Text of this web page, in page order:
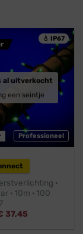
💧 IP67
Professioneel
al uitverkocht
een seintje
·
· 10m · 100
37,45